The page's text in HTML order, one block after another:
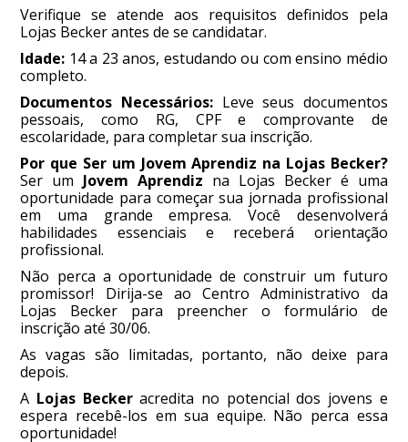
Verifique se atende aos requisitos definidos pela
Lojas Becker antes de se candidatar.
Idade: 14 a 23 anos, estudando ou com ensino médio
completo.
Documentos Necessários:Leve seus documentos
pessoais, como RG, CPF e comprovante de
escolaridade, para completar sua inscrição.
Por que Ser um Jovem Aprendiz na Lojas Becker?
Ser um Jovem Aprendiz na Lojas Becker é uma
oportunidade para começar sua jornada profissional
em uma grande empresa. Você desenvolverá
habilidades essenciais e receberá orientação
profissional.
Não perca a oportunidade de construir um futuro
promissor! Dirija-se ao Centro Administrativo da
Lojas Becker para preencher o formulário de
inscrição até 30/06.
As vagas são limitadas, portanto, não deixe para
depois.
A Lojas Beckeracredita no potencial dos jovens e
espera recebê-los em sua equipe. Não perca essa
oportunidade!